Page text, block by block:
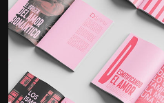
de alta calidad.